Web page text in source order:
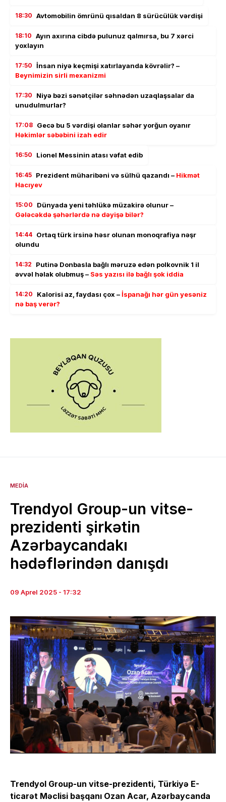
18:30 Avtomobilin ömrünü qısaldan 8 sürücülük vərdişi
18:10 Ayın axırına cibdə pulunuz qalmırsa, bu 7 xərci
yoxlayın
17:50 İnsan niyə keçmişi xatırlayanda kövrəlir? –
Beynimizin sirli mexanizmi
17:30
Niyə bəzi sənətçilər səhnədən uzaqlaşsalar da
unudulmurlar?
17:08 Gecə bu 5 vərdişi olanlar səhər yorğun oyanır
Həkimlər səbəbini izah edir
16:50 Lionel Messinin atası vəfat edib
16:45 Prezident müharibəni və sülhü qazandı – Hikmət
Hacıyev
15:00
Dünyada yeni təhlükə müzakirə olunur –
Gələcəkdə şəhərlərdə nə dəyişə bilər?
14:44 Ortaq türk irsinə həsr olunan monoqrafiya nəşr
olundu
14:32
Putinə Donbasla bağlı məruzə edən polkovnik 1 il
əvvəl həlak olubmuş – Səs yazısı ilə bağlı şok iddia
14:20 Kalorisi az, faydası çox –İspanağı hər gün yesəniz
nə baş verər?
MEDIA
Trendyol Group-un vitse-
prezidenti şirkətin
Azərbaycandakı
hədəflərindən danışdı
09 Aprel 2025 - 17:32
Trendyol Group-un vitse-prezidenti, Türkiyə E-
ticarət Məclisi başqanı Ozan Acar, Azərbaycanda